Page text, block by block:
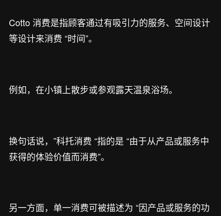
Cotto 消费是指顾客通过有吸引力的服务、空间设计
等设计来消费 “时间”。
例如，在小镇上散步或参观露天温泉浴场。
换句话说，”科托消费 “指的是 “由于从产品或服务中
获得的体验价值而消费”。
另一方面，单一消费可被描述为 “因产品或服务的功